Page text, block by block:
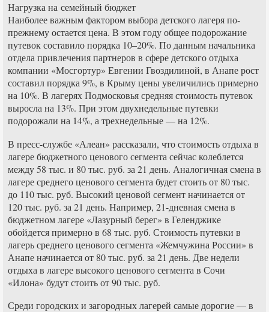
Нагрузка на семейный бюджет
Наиболее важным фактором выбора детского лагеря по-
прежнему остается цена. В этом году общее подорожание
путевок составило порядка 10–20%. По данным начальника
отдела привлечения партнеров в сфере детского отдыха
компании «Мосгортур» Евгении Гвоздилиной, в Анапе рост
составил порядка 9%, в Крыму цены увеличились примерно
на 10%. В лагерях Подмосковья средняя стоимость путевок
выросла на 13%. При этом двухнедельные путевки
подорожали на 14%, а трехнедельные — на 12%.
В пресс-службе «Алеан» рассказали, что стоимость отдыха в
лагере бюджетного ценового сегмента сейчас колеблется
между 58 тыс. и 80 тыс. руб. за 21 день. Аналогичная смена в
лагере среднего ценового сегмента будет стоить от 80 тыс.
до 110 тыс. руб. Высокий ценовой сегмент начинается от
120 тыс. руб. за 21 день. Например, 21-дневная смена в
бюджетном лагере «Лазурный берег» в Геленджике
обойдется примерно в 68 тыс. руб. Стоимость путевки в
лагерь среднего ценового сегмента «Жемчужина России» в
Анапе начинается от 80 тыс. руб. за 21 день. Две недели
отдыха в лагере высокого ценового сегмента в Сочи
«Илона» будут стоить от 90 тыс. руб.
Среди городских и загородных лагерей самые дорогие — в